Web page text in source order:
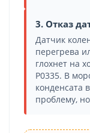
3. Отказ
Датчик
перегрева
глохнет на
P0335. В
конденсата
проблему,